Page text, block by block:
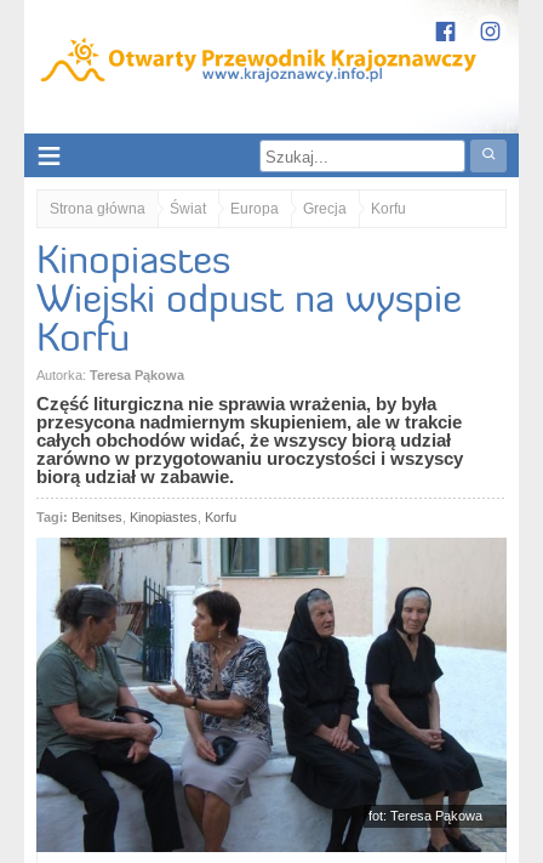
Strona główna Świat Europa Grecja Korfu
Kinopiastes. Wiejski odpust na wyspie Korfu
Kinopiastes
Wiejski odpust na wyspie
Korfu
Autorka: Teresa Pąkowa
Część liturgiczna nie sprawia wrażenia, by była
przesycona nadmiernym skupieniem, ale w trakcie
całych obchodów widać, że wszyscy biorą udział
zarówno w przygotowaniu uroczystości i wszyscy
biorą udział w zabawie.
Tagi: Benitses Kinopiastes Korfu
fot: Teresa Pąkowa